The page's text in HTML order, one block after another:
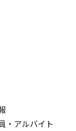
・アルバイト